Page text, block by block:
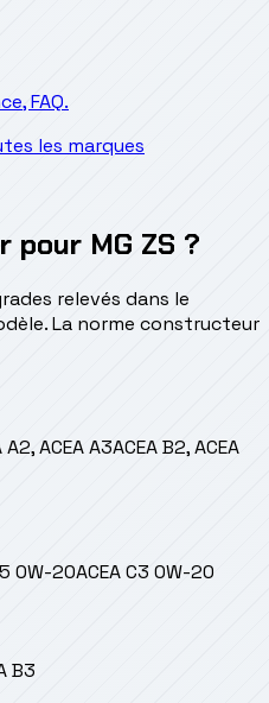
FAQ.
les marques
pour MG ZS ?
relevés dans le
La norme constructeur
A2, ACEA A3ACEA B2, ACEA
0W-20ACEA C3 0W-20
B3